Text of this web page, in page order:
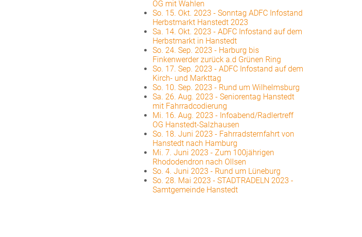
OG mit Wahlen
So. 15. Okt. 2023 - Sonntag ADFC Infostand
Herbstmarkt Hanstedt 2023
Sa. 14. Okt. 2023 - ADFC Infostand auf dem
Herbstmarkt in Hanstedt
So. 24. Sep. 2023 - Harburg bis
Finkenwerder zurück a.d Grünen Ring
So. 17. Sep. 2023 - ADFC Infostand auf dem
Kirch- und Markttag
So. 10. Sep. 2023 - Rund um Wilhelmsburg
Sa. 26. Aug. 2023 - Seniorentag Hanstedt
mit Fahrradcodierung
Mi. 16. Aug. 2023 - Infoabend/Radlertreff
OG Hanstedt-Salzhausen
So. 18. Juni 2023 - Fahrradsternfahrt von
Hanstedt nach Hamburg
Mi. 7. Juni 2023 - Zum 100jährigen
Rhododendron nach Ollsen
So. 4. Juni 2023 - Rund um Lüneburg
So. 28. Mai 2023 - STADTRADELN 2023 -
Samtgemeinde Hanstedt